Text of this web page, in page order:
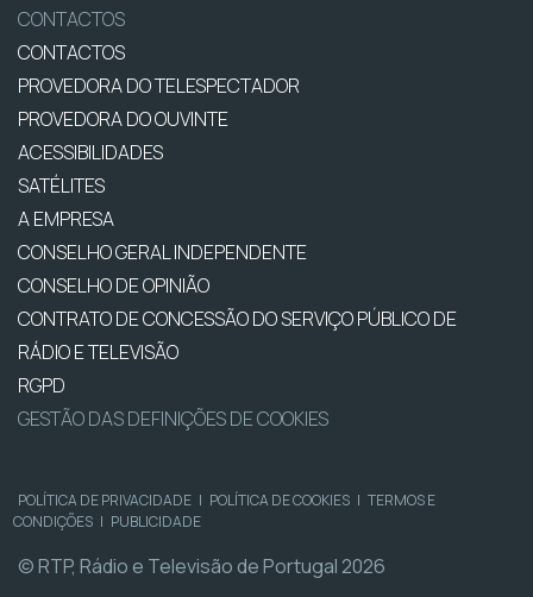
CONTACTOS
CONTACTOS
PROVEDORA DO TELESPECTADOR
PROVEDORA DO OUVINTE
ACESSIBILIDADES
SATÉLITES
A EMPRESA
CONSELHO GERAL INDEPENDENTE
CONSELHO DE OPINIÃO
CONTRATO DE CONCESSÃO DO SERVIÇO PÚBLICO DE
RÁDIO E TELEVISÃO
RGPD
GESTÃO DAS DEFINIÇÕES DE COOKIES
POLÍTICA DE PRIVACIDADE | POLÍTICA DE COOKIES | TERMOS E
CONDIÇÕES | PUBLICIDADE
© RTP, Rádio e Televisão de Portugal 2026